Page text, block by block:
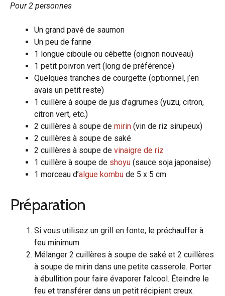
Pour 2 personnes
Un grand pavé de saumon
Un peu de farine
1 longue ciboule ou cébette (oignon nouveau)
1 petit poivron vert (long de préférence)
Quelques tranches de courgette (optionnel, j’en
avais un petit reste)
1 cuillère à soupe de jus d’agrumes (yuzu, citron,
citron vert, etc.)
2 cuillères à soupe de mirin (vin de riz sirupeux)
2 cuillères à soupe de saké
2 cuillères à soupe de vinaigre de riz
1 cuillère à soupe de shoyu (sauce soja japonaise)
1 morceau d’algue kombu de 5 x 5 cm
Préparation
Si vous utilisez un grill en fonte, le préchauffer à
feu minimum.
Mélanger 2 cuillères à soupe de saké et 2 cuillères
à soupe de mirin dans une petite casserole. Porter
à ébullition pour faire évaporer l’alcool. Éteindre le
feu et transférer dans un petit récipient creux.